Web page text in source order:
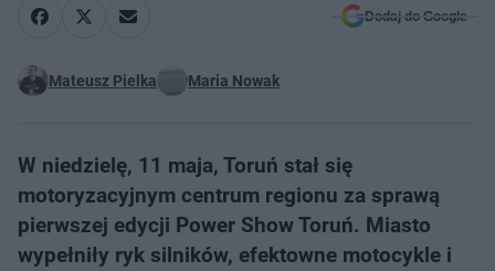
Dodaj do Google
Mateusz Pielka Maria Nowak
W niedzielę, 11 maja, Toruń stał się
motoryzacyjnym centrum regionu za sprawą
pierwszej edycji Power Show Toruń. Miasto
wypełniły ryk silników, efektowne motocykle i